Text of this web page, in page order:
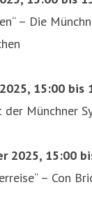
– Die
15:00 bis
Münchner
2025, 15:00
– Con